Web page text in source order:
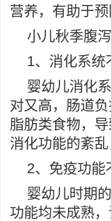
营养，有助于预
小儿秋季腹
1、消化系统
婴幼儿消化
对又高，肠道
脂肪类食物，
消化功能的紊乱
2、免疫功能
婴幼儿时期
功能均未成熟